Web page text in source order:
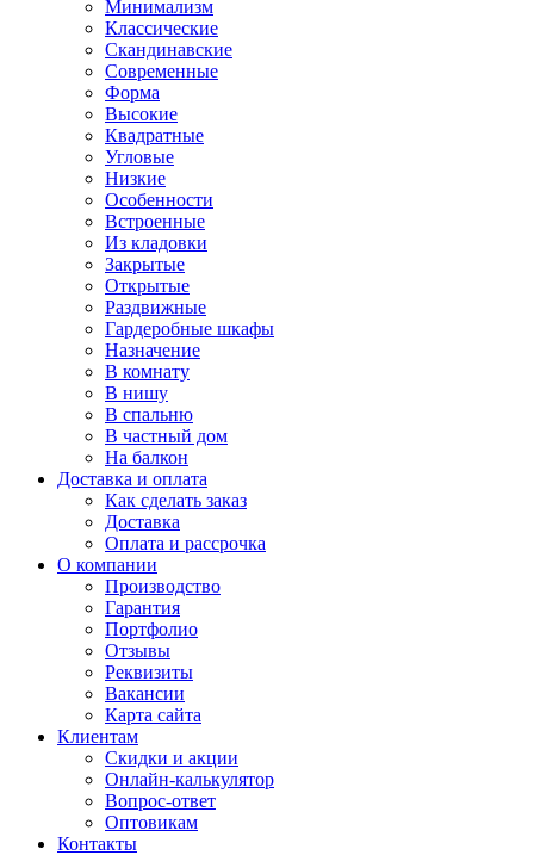
Минимализм
Классические
Скандинавские
Современные
Форма
Высокие
Квадратные
Угловые
Низкие
Особенности
Встроенные
Из кладовки
Закрытые
Открытые
Раздвижные
Гардеробные шкафы
Назначение
В комнату
В нишу
В спальню
В частный дом
На балкон
Доставка и оплата
Как сделать заказ
Доставка
Оплата и рассрочка
О компании
Производство
Гарантия
Портфолио
Отзывы
Реквизиты
Вакансии
Карта сайта
Клиентам
Скидки и акции
Онлайн-калькулятор
Вопрос-ответ
Оптовикам
Контакты